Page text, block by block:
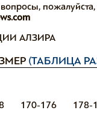
вопросы,
АЛЗИРА
(ТАБЛИЦА
170-176 178-